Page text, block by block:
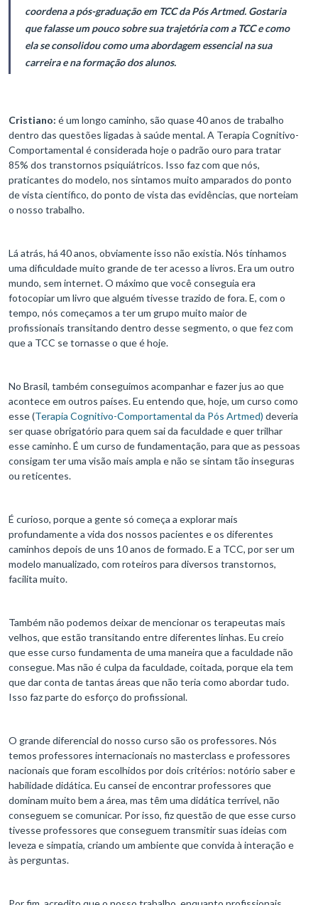
coordena a pós-graduação em TCC da Pós Artmed. Gostaria
que falasse um pouco sobre sua trajetória com a TCC e como
ela se consolidou como uma abordagem essencial na sua
carreira e na formação dos alunos.
Cristiano: é um longo caminho, são quase 40 anos de trabalho
dentro das questões ligadas à saúde mental. A Terapia Cognitivo-
Comportamental é considerada hoje o padrão ouro para tratar
85% dos transtornos psiquiátricos. Isso faz com que nós,
praticantes do modelo, nos sintamos muito amparados do ponto
de vista científico, do ponto de vista das evidências, que norteiam
o nosso trabalho.
Lá atrás, há 40 anos, obviamente isso não existia. Nós tínhamos
uma dificuldade muito grande de ter acesso a livros. Era um outro
mundo, sem internet. O máximo que você conseguia era
fotocopiar um livro que alguém tivesse trazido de fora. E, com o
tempo, nós começamos a ter um grupo muito maior de
profissionais transitando dentro desse segmento, o que fez com
que a TCC se tornasse o que é hoje.
No Brasil, também conseguimos acompanhar e fazer jus ao que
acontece em outros países. Eu entendo que, hoje, um curso como
esse (Terapia Cognitivo-Comportamental da Pós Artmed) deveria
ser quase obrigatório para quem sai da faculdade e quer trilhar
esse caminho. É um curso de fundamentação, para que as pessoas
consigam ter uma visão mais ampla e não se sintam tão inseguras
ou reticentes.
É curioso, porque a gente só começa a explorar mais
profundamente a vida dos nossos pacientes e os diferentes
caminhos depois de uns 10 anos de formado. E a TCC, por ser um
modelo manualizado, com roteiros para diversos transtornos,
facilita muito.
Também não podemos deixar de mencionar os terapeutas mais
velhos, que estão transitando entre diferentes linhas. Eu creio
que esse curso fundamenta de uma maneira que a faculdade não
consegue. Mas não é culpa da faculdade, coitada, porque ela tem
que dar conta de tantas áreas que não teria como abordar tudo.
Isso faz parte do esforço do profissional.
O grande diferencial do nosso curso são os professores. Nós
temos professores internacionais no masterclass e professores
nacionais que foram escolhidos por dois critérios: notório saber e
habilidade didática. Eu cansei de encontrar professores que
dominam muito bem a área, mas têm uma didática terrível, não
conseguem se comunicar. Por isso, fiz questão de que esse curso
tivesse professores que conseguem transmitir suas ideias com
leveza e simpatia, criando um ambiente que convida à interação e
às perguntas.